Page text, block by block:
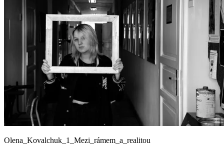
Olena_Kovalchuk_1_Mezi_rámem_a_realitou